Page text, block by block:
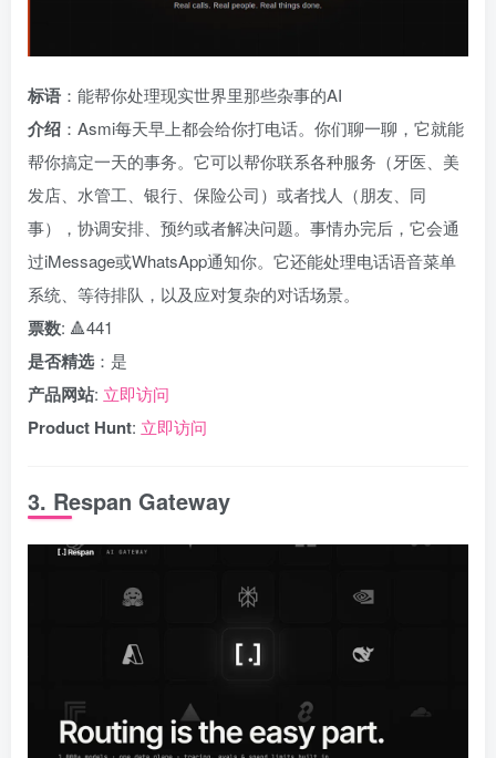
标语 ：能帮你处理现实世界里那些杂事的AI
介绍 ：Asmi每天早上都会给你打电话。你们聊一聊，它就能
帮你搞定一天的事务。它可以帮你联系各种服务（牙医、美
发店、水管工、银行、保险公司）或者找人（朋友、同
事），协调安排、预约或者解决问题。事情办完后，它会通
过iMessage或WhatsApp通知你。它还能处理电话语音菜单
系统、等待排队，以及应对复杂的对话场景。
票数: 🔺441
是否精选 ：是
产品网站: 立即访问
Product Hunt: 立即访问
3. Respan Gateway